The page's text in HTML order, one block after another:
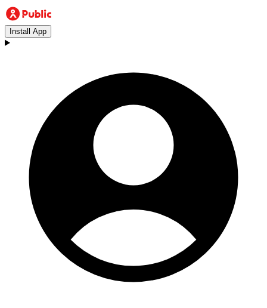
Install App